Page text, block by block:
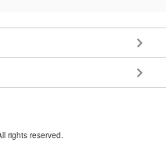
rights reserved.